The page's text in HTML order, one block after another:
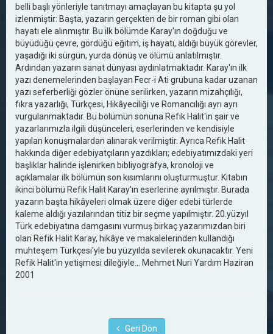
belli başlı yönleriyle tanıtmayı amaçlayan bu kitapta şu yol
izlenmiştir: Başta, yazarın gerçekten de bir roman gibi olan
hayatı ele alınmıştır. Bu ilk bölümde Karay'ın doğduğu ve
büyüdüğü çevre, gördüğü eğitim, iş hayatı, aldığı büyük görevler,
yaşadığı iki sürgün, yurda dönüş ve ölümü anlatılmıştır.
Ardından yazarın sanat dünyası aydınlatmaktadır. Karay'ın ilk
yazı denemelerinden başlayan Fecr-i Ati grubuna kadar uzanan
yazı seferberliği gözler önüne serilirken, yazarın mizahçılığı,
fıkra yazarlığı, Türkçesi, Hikâyeciliği ve Romancılığı ayrı ayrı
vurgulanmaktadır. Bu bölümün sonuna Refik Halit'in şair ve
yazarlarımızla ilgili düşünceleri, eserlerinden ve kendisiyle
yapılan konuşmalardan alınarak verilmiştir. Ayrıca Refik Halit
hakkında diğer edebiyatçıların yazdıkları; edebiyatımızdaki yeri
başlıklar halinde işlenirken bibliyografya, kronoloji ve
açıklamalar ilk bölümün son kısımlarını oluşturmuştur. Kitabın
ikinci bölümü Refik Halit Karay'ın eserlerine ayrılmıştır. Burada
yazarın başta hikâyeleri olmak üzere diğer edebi türlerde
kaleme aldığı yazılarından titiz bir seçme yapılmıştır. 20.yüzyıl
Türk edebiyatına damgasını vurmuş birkaç yazarımızdan biri
olan Refik Halit Karay, hikâye ve makalelerinden kullandığı
muhteşem Türkçesi'yle bu yüzyılda sevilerek okunacaktır. Yeni
Refik Halit'in yetişmesi dileğiyle... Mehmet Nuri Yardım Haziran
2001
Geri Dön